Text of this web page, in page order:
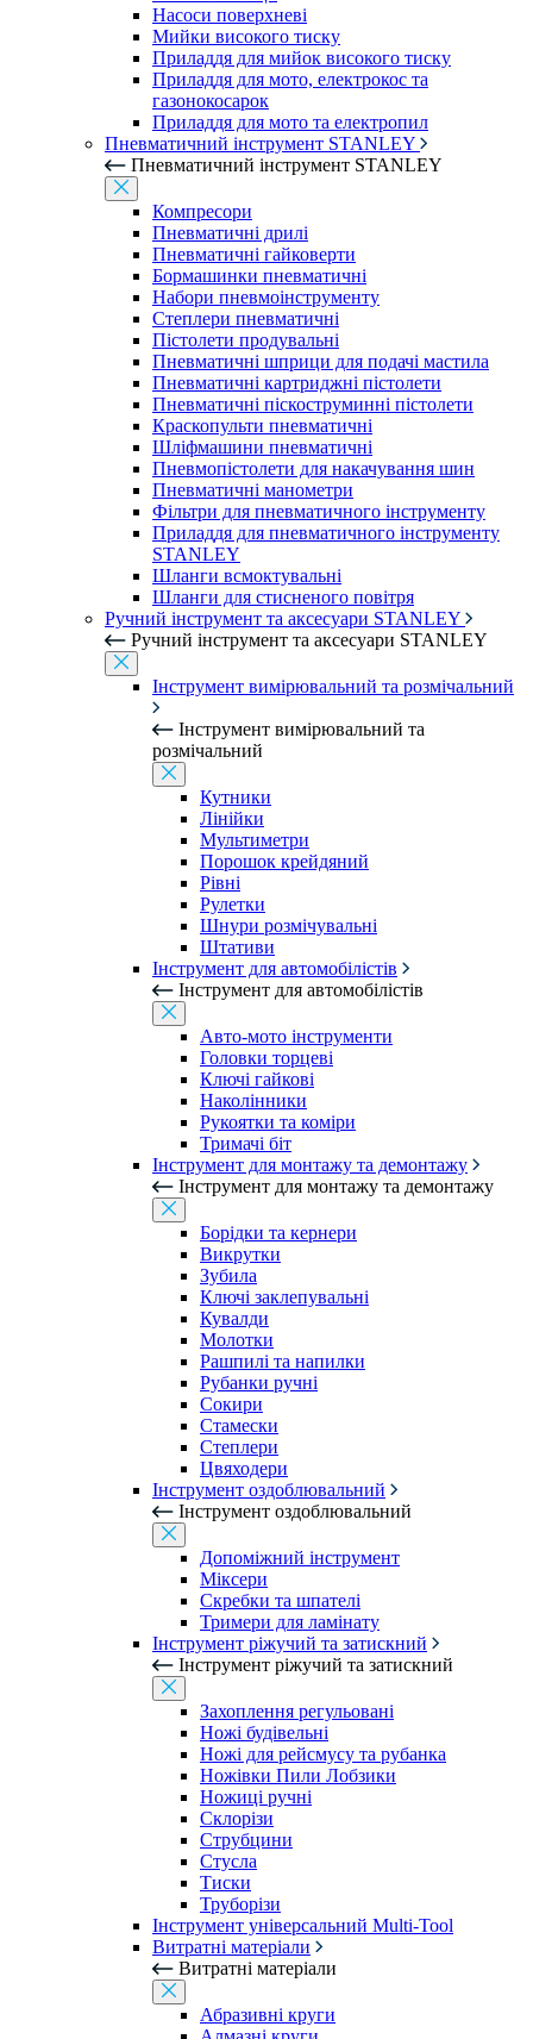
Насоси поверхневі
Мийки високого тиску
Приладдя для мийок високого тиску
Приладдя для мото, електрокос та
газонокосарок
Приладдя для мото та електропил
Пневматичний інструмент STANLEY
Пневматичний інструмент STANLEY
Компресори
Пневматичні дрилі
Пневматичні гайковерти
Бормашинки пневматичні
Набори пневмоінструменту
Степлери пневматичні
Пістолети продувальні
Пневматичні шприци для подачі мастила
Пневматичні картриджні пістолети
Пневматичні піскоструминні пістолети
Краскопульти пневматичні
Шліфмашини пневматичні
Пневмопістолети для накачування шин
Пневматичні манометри
Фільтри для пневматичного інструменту
Приладдя для пневматичного інструменту
STANLEY
Шланги всмоктувальні
Шланги для стисненого повітря
Ручний інструмент та аксесуари STANLEY
Ручний інструмент та аксесуари STANLEY
Інструмент вимірювальний та розмічальний
Інструмент вимірювальний та
розмічальний
Кутники
Лінійки
Мультиметри
Порошок крейдяний
Рівні
Рулетки
Шнури розмічувальні
Штативи
Інструмент для автомобілістів
Інструмент для автомобілістів
Авто-мото інструменти
Головки торцеві
Ключі гайкові
Наколінники
Рукоятки та коміри
Тримачі біт
Інструмент для монтажу та демонтажу
Інструмент для монтажу та демонтажу
Борідки та кернери
Викрутки
Зубила
Ключі заклепувальні
Кувалди
Молотки
Рашпилі та напилки
Рубанки ручні
Сокири
Стамески
Степлери
Цвяходери
Інструмент оздоблювальний
Інструмент оздоблювальний
Допоміжний інструмент
Міксери
Скребки та шпателі
Тримери для ламінату
Інструмент ріжучий та затискний
Інструмент ріжучий та затискний
Захоплення регульовані
Ножі будівельні
Ножі для рейсмусу та рубанка
Ножівки Пили Лобзики
Ножиці ручні
Склорізи
Струбцини
Стусла
Тиски
Труборізи
Інструмент універсальний Multi-Tool
Витратні матеріали
Витратні матеріали
Абразивні круги